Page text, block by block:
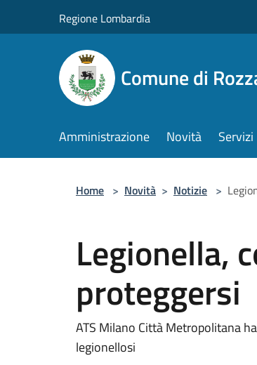
Regione Lombardia
Comune di
Amministrazione Novità Servizi
Home > Novità > Notizie >
Legionella,
proteggersi
ATS Milano Città Metropolitana
legionellosi